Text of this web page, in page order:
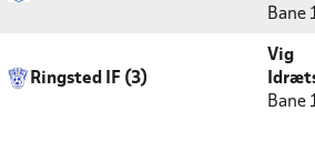
Bane
Ringsted IF (3)
Vig
Bane